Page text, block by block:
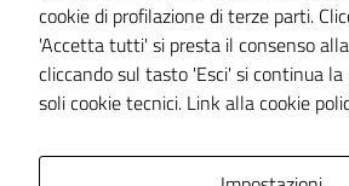
Note legali
Dichiarazione di accessibilità
Piano di miglioramento del sito
cookie di profilazione di terze parti.
'Accetta tutti' si presta il consenso
cliccando sul tasto 'Esci' si continua
soli cookie tecnici. Link alla cookie